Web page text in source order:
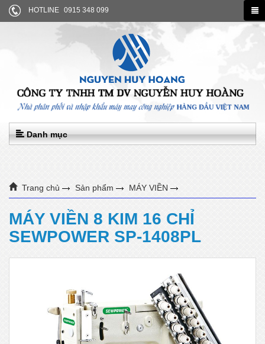
HOTLINE 0915 348 099
Danh mục
Trang chủ Sản phẩm MÁY VIỀN
MÁY VIỀN 8 KIM 16 CHỈ SEWPOWER SP-1408PL
MÁY VIỀN 8 KIM 16 CHỈ
SEWPOWER SP-1408PL